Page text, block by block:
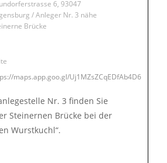
6, 93047
/ Anleger Nr. 3 nähe
Brücke
maps.app.goo.gl/Uj1MZsZCqEDfAb4D6
Nr. 3 finden Sie
Steinernen Brücke bei der
Wurstkuchl“.